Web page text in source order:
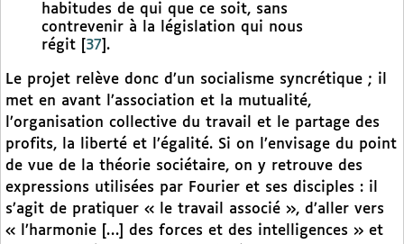
habitudes de qui que ce soit, sans
contrevenir à la législation qui nous
régit
37 .
Le projet relève donc d’un socialisme syncrétique ; il
met en avant l’association et la mutualité,
l’organisation collective du travail et le partage des
profits, la liberté et l’égalité. Si on l’envisage du point
de vue de la théorie sociétaire, on y retrouve des
expressions utilisées par Fourier et ses disciples : il
s’agit de pratiquer « le travail associé », d’aller vers
« l’harmonie […] des forces et des intelligences » et